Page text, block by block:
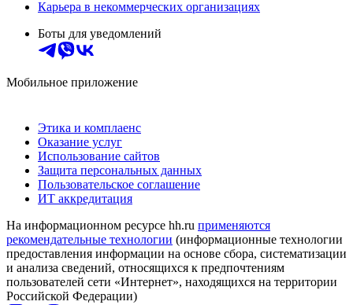
Карьера в некоммерческих организациях
Боты для уведомлений
Мобильное приложение
Этика и комплаенс
Оказание услуг
Использование сайтов
Защита персональных данных
Пользовательское соглашение
ИТ аккредитация
На информационном ресурсе hh.ru применяются
рекомендательные технологии (информационные технологии
предоставления информации на основе сбора, систематизации
и анализа сведений, относящихся к предпочтениям
пользователей сети «Интернет», находящихся на территории
Российской Федерации)